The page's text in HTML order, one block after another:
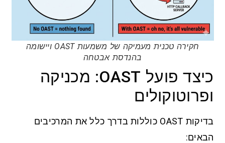
חקירה טכנית מעמיקה של משמעות OAST ויישומה
בהנדסת אבטחה
כיצד פועל OAST: מכניקה
ופרוטוקולים
בדיקות OAST כוללות בדרך כלל את המרכיבים
הבאים: